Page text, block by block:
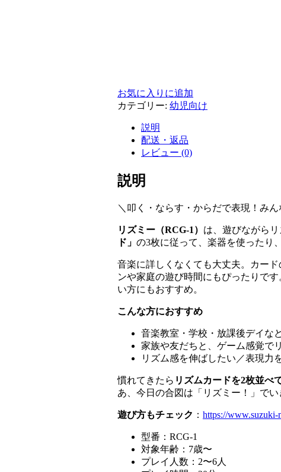
お気に入りに追加
カテゴリー: 幼児向け
説明
配送・返品
レビュー (0)
説明
＼叩く・ならす・からだで表現！み
リズミー（RCG-1） は、遊びながら
ド」 の3枚に従って、楽器を使ったり
音楽に詳しくなくても大丈夫。カー
ンや家庭の遊び時間にもぴったりで
い方にもおすすめ。
こんな方におすすめ
音楽教室・学校・放課後デイな
家族や友だちと、ゲーム感覚で
リズム感を伸ばしたい／表現力
慣れてきたら リズムカードを2枚並べ
あ、今日の合図は「リズミー！」でい
遊び方もチェック ： https://www.suzuki-
型番：RCG-1
対象年齢：7歳〜
プレイ人数：2〜6人